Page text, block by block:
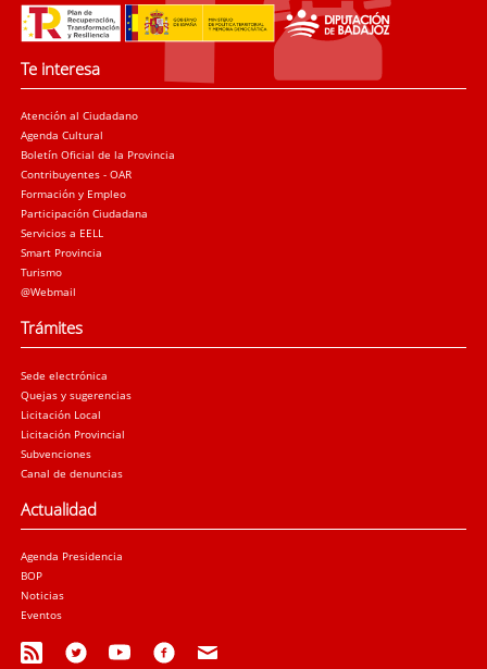
Te interesa
Atención al Ciudadano
Agenda Cultural
Boletín Oficial de la Provincia
Contribuyentes - OAR
Formación y Empleo
Participación Ciudadana
Servicios a EELL
Smart Provincia
Turismo
@Webmail
Trámites
Sede electrónica
Quejas y sugerencias
Licitación Local
Licitación Provincial
Subvenciones
Canal de denuncias
Actualidad
Agenda Presidencia
BOP
Noticias
Eventos